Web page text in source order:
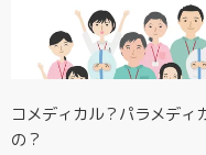
コメディカル？パラメディ
の？